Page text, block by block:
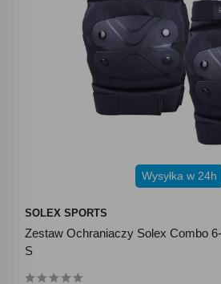
Wysyłka w 24h
SOLEX SPORTS
Zestaw Ochraniaczy Solex Combo
S